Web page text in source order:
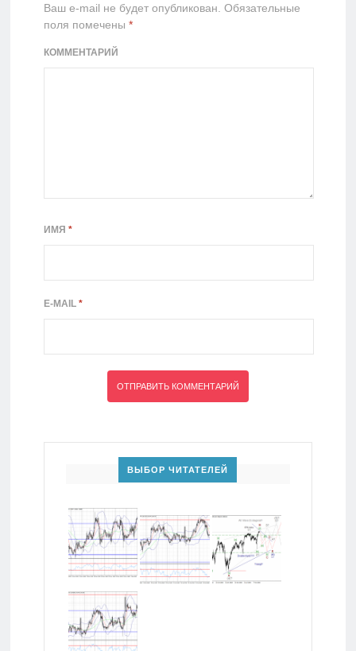
Ваш e-mail не будет опубликован. Обязательные
поля помечены *
КОММЕНТАРИЙ
ИМЯ *
E-MAIL *
ВЫБОР ЧИТАТЕЛЕЙ